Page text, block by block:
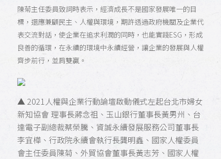
陳菊主任委員致詞時表示，經濟成長不是國家發展唯一的目
標，還應兼顧民主、人權與環境，期許透過政府機關及企業代
表交流對話，使企業在追求利潤的同時，也能實踐ESG，形成
良善的循環，在永續的環境中永續經營，讓企業的發展與人權
齊步前行，並肩雙贏。
▲ 2021人權與企業行動論壇啟動儀式左起台北市婦女
新知協會 理事長蔣念祖、玉山銀行董事長黃男州、台
達電子副總裁蔡榮騰、資誠永續發展服務公司董事長
李宜樺、行政院永續會執行長龔明鑫、國家人權委員
會主任委員陳菊、外貿協會董事長黃志芳、國家人權